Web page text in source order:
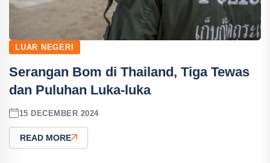
LUAR NEGERI
Serangan Bom di Thailand, Tiga Tewas
dan Puluhan Luka-luka
15 DECEMBER 2024
READ MORE